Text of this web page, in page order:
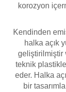
Ayak
e Pool Expert
Havuz
Bahçe Süs
Endüstriyel
korozyon
Kendinden
halka açık
geliştirilmiştir
teknik
eder. Halka
bir